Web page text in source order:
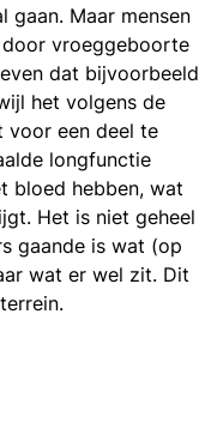
gaan. Maar mensen
vroeggeboorte
dat bijvoorbeeld
het volgens de
voor een deel te
longfunctie
bloed hebben, wat
Het is niet geheel
gaande is wat (op
wat er wel zit. Dit